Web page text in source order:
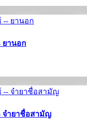
ยานอก
จำยาชื่อสามัญ